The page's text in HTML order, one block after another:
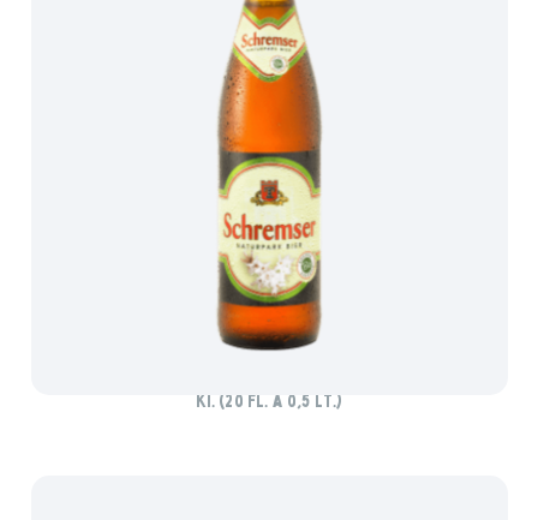
Ki. (20 Fl. à 0,5 lt.)